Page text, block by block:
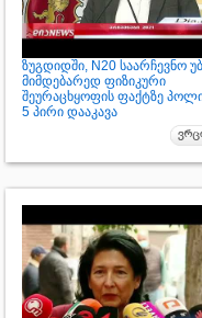
ზუგდიდში, N20 საარჩევნო
მიმდებარედ ფიზიკური
შეურაცხყოფის ფაქტზე
5 პირი დააკავა